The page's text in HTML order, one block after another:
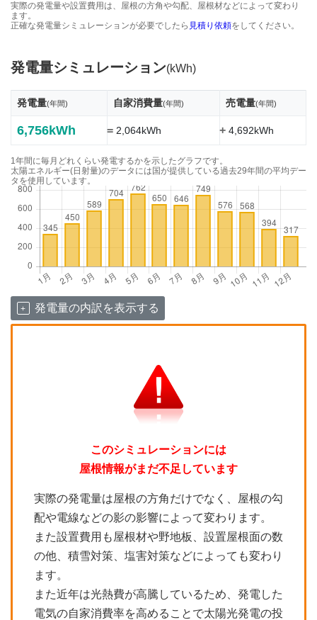
実際の発電量や設置費用は、屋根の方角や勾配、屋根材などによって変わり
ます。
正確な発電量シミュレーションが必要でしたら 見積り依頼をしてください。
発電量シミュレーション(kWh)
発電量(年間) 自家消費量(年間) 売電量(年間)
6,756kWh =2,064kWh +4,692kWh
1年間に毎月どれくらい発電するかを示したグラフです。
太陽エネルギー(日射量)のデータには国が提供している過去29年間の平均デー
タを使用しています。
発電量の内訳を表示する
このシミュレーションには
屋根情報がまだ不足しています
実際の発電量は屋根の方角だけでなく、屋根の勾
配や電線などの影の影響によって変わります。
また設置費用も屋根材や野地板、設置屋根面の数
の他、積雪対策、塩害対策などによっても変わり
ます。
また近年は光熱費が高騰しているため、発電した
電気の自家消費率を高めることで太陽光発電の投